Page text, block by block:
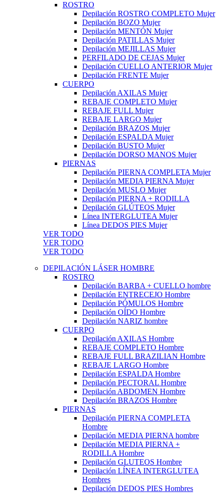
ROSTRO
Depilación ROSTRO COMPLETO Mujer
Depilación BOZO Mujer
Depilación MENTÓN Mujer
Depilación PATILLAS Mujer
Depilación MEJILLAS Mujer
PERFILADO DE CEJAS Mujer
Depilación CUELLO ANTERIOR Mujer
Depilación FRENTE Mujer
CUERPO
Depilación AXILAS Mujer
REBAJE COMPLETO Mujer
REBAJE FULL Mujer
REBAJE LARGO Mujer
Depilación BRAZOS Mujer
Depilación ESPALDA Mujer
Depilación BUSTO Mujer
Depilación DORSO MANOS Mujer
PIERNAS
Depilación PIERNA COMPLETA Mujer
Depilación MEDIA PIERNA Mujer
Depilación MUSLO Mujer
Depilación PIERNA + RODILLA
Depilación GLÚTEOS Mujer
Línea INTERGLUTEA Mujer
Línea DEDOS PIES Mujer
VER TODO
VER TODO
VER TODO
DEPILACIÓN LÁSER HOMBRE
ROSTRO
Depilación BARBA + CUELLO hombre
Depilación ENTRECEJO Hombre
Depilación PÓMULOS Hombre
Depilación OÍDO Hombre
Depilación NARIZ hombre
CUERPO
Depilación AXILAS Hombre
REBAJE COMPLETO Hombre
REBAJE FULL BRAZILIAN Hombre
REBAJE LARGO Hombre
Depilación ESPALDA Hombre
Depilación PECTORAL Hombre
Depilación ABDOMEN Hombre
Depilación BRAZOS Hombre
PIERNAS
Depilación PIERNA COMPLETA
Hombre
Depilación MEDIA PIERNA hombre
Depilación MEDIA PIERNA +
RODILLA Hombre
Depilación GLUTEOS Hombre
Depilación LÍNEA INTERGLUTEA
Hombres
Depilación DEDOS PIES Hombres